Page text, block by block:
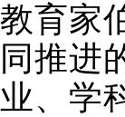
教育家
同推进
业、学